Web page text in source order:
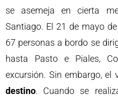
se asemeja en cierta
Santiago. El 21 de mayo
67 personas a bordo se
hasta Pasto e Piales,
excursión. Sin embargo, el
destino. Cuando se